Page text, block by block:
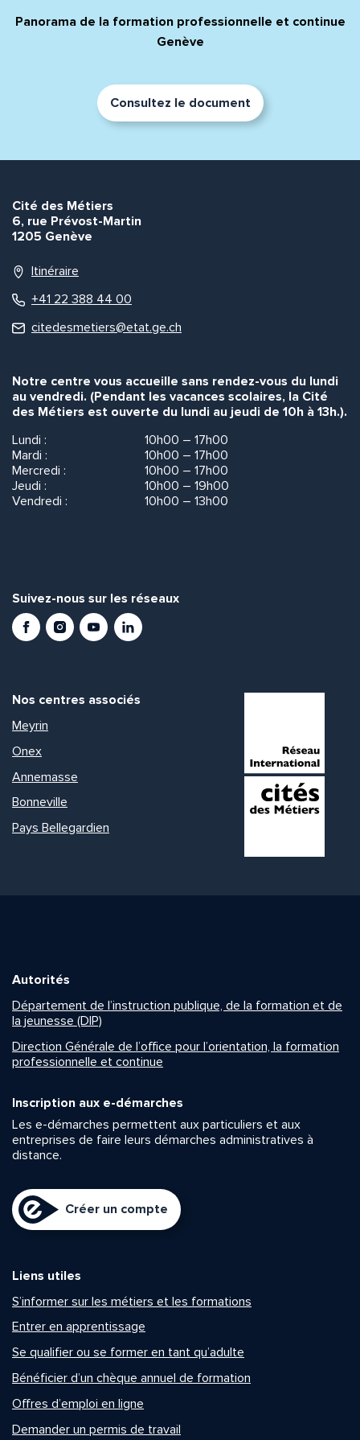
Panorama de la formation professionnelle et continue
Genève
Consultez le document
Cité des Métiers
6, rue Prévost-Martin
1205 Genève
Itinéraire
+41 22 388 44 00
citedesmetiers@etat.ge.ch
Notre centre vous accueille sans rendez-vous du lundi
au vendredi. (Pendant les vacances scolaires, la Cité
des Métiers est ouverte du lundi au jeudi de 10h à 13h.).
Lundi :
10h00 – 17h00
Mardi :
10h00 – 17h00
Mercredi :
10h00 – 17h00
Jeudi :
10h00 – 19h00
Vendredi :
10h00 – 13h00
Suivez-nous sur les réseaux
FacebookInstagramYoutubeLinkedIn
Nos centres associés
Meyrin
Onex
Annemasse
Bonneville
Pays Bellegardien
Autorités
Département de l’instruction publique, de la formation et de
la jeunesse (DIP)
Direction Générale de l’office pour l’orientation, la formation
professionnelle et continue
Inscription aux e-démarches
Les e-démarches permettent aux particuliers et aux
entreprises de faire leurs démarches administratives à
distance.
Créer un compte
Liens utiles
S’informer sur les métiers et les formations
Entrer en apprentissage
Se qualifier ou se former en tant qu’adulte
Bénéficier d’un chèque annuel de formation
Offres d’emploi en ligne
Demander un permis de travail